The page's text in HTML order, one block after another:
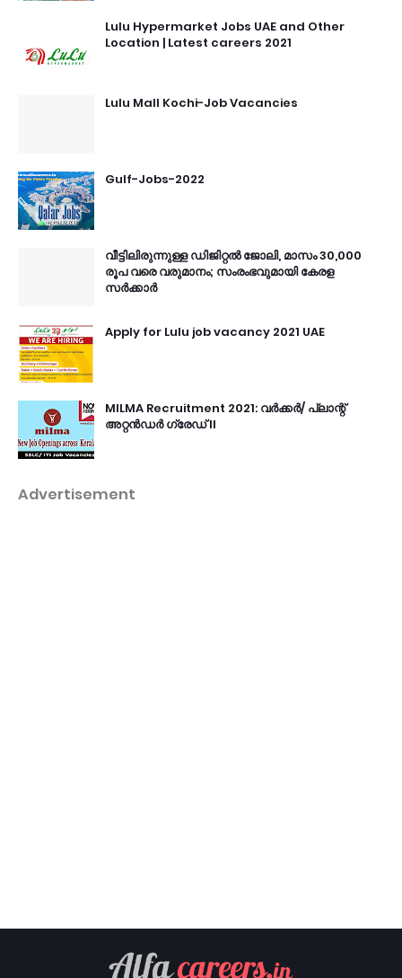
Lulu Hypermarket Jobs UAE and Other
Location | Latest careers 2021
Lulu Mall Kochi-Job Vacancies
Gulf-Jobs-2022
വീട്ടിലിരുന്നുള്ള ഡിജിറ്റൽ ജോലി, മാസം 30,000
രൂപ വരെ വരുമാനം; സംരംഭവുമായി കേരള
സർക്കാർ
Apply for Lulu job vacancy 2021 UAE
MILMA Recruitment 2021: വർക്കർ/ പ്ലാന്റ്
അറ്റൻഡർ ഗ്രേഡ് II
Advertisement